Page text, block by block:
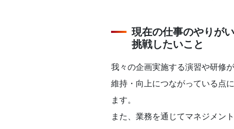
現在の仕事のやりがい
挑戦したいこと
我々の企画実施する演習や研修
維持・向上につながっている点
ます。
また、業務を通じてマネジメン